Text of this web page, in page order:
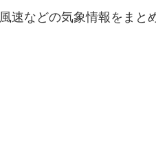
速などの気象情報をまと